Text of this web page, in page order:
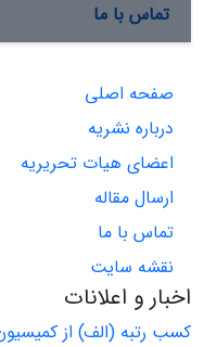
تماس با ما
صفحه اصلی
درباره نشریه
اعضای هیات تحریریه
ارسال مقاله
تماس با ما
نقشه سایت
اخبار و اعلانات
کسب رتبه (الف) از کمیسیون